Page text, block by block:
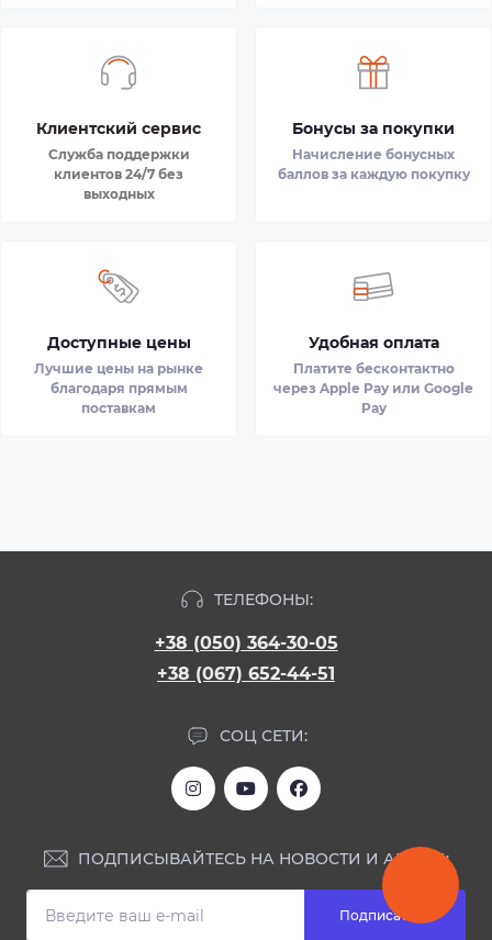
Клиентский сервис
Служба поддержки
клиентов 24/7 без
выходных
Бонусы за покупки
Начисление бонусных
баллов за каждую покупку
Доступные цены
Лучшие цены на рынке
благодаря прямым
поставкам
Удобная оплата
Платите бесконтактно
через Apple Pay или Google
Pay
ТЕЛЕФОНЫ:
+38 (050) 364-30-05
+38 (067) 652-44-51
СОЦ СЕТИ:
ПОДПИСЫВАЙТЕСЬ НА НОВОСТИ И АКЦИИ:
Подписаться